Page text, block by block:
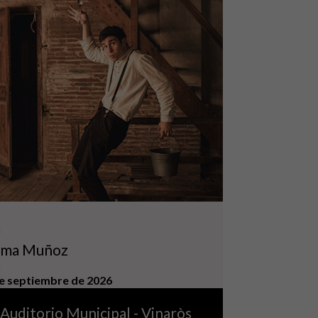
Muñoz
septiembre de 2026
Auditorio Municipal - Vinaròs